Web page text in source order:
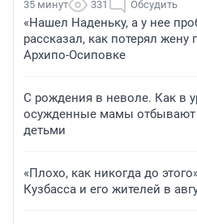
35 минут 331 Обсудить
«Нашел Наденьку, а у нее
рассказал, как потерял
Архипо-Осиповке
С рождения в неволе. Как в
осужденные мамы отбывают
детьми
«Плохо, как никогда до
Кузбасса и его жителей в